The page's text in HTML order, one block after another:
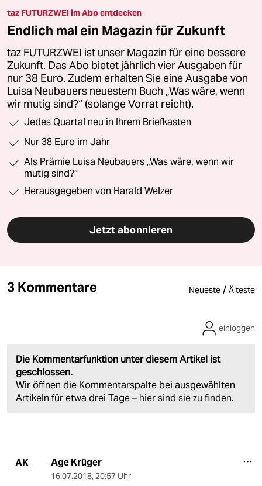
taz FUTURZWEI im Abo entdecken
Endlich mal ein Magazin für Zukunft
taz FUTURZWEI ist unser Magazin für eine bessere
Zukunft. Das Abo bietet jährlich vier Ausgaben für
nur 38 Euro. Zudem erhalten Sie eine Ausgabe von
Luisa Neubauers neuestem Buch „Was wäre, wenn
wir mutig sind?“ (solange Vorrat reicht).
Jedes Quartal neu in Ihrem Briefkasten
Nur 38 Euro im Jahr
Als Prämie Luisa Neubauers „Was wäre, wenn wir
mutig sind?“
Herausgegeben von Harald Welzer
Jetzt abonnieren
3 Kommentare Neueste / Älteste
Die Kommentarfunktion unter diesem Artikel ist
geschlossen.
Wir öffnen die Kommentarspalte bei ausgewählten
Artikeln für etwa drei Tage – hier sind sie zu finden.
einloggen
AK Age Krüger
16.07.2018, 20:57 Uhr